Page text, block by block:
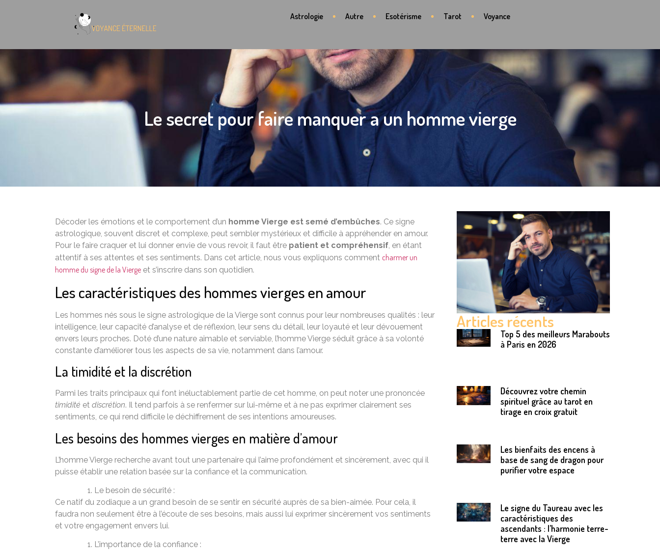
Astrologie Autre Esotérisme Tarot Voyance
Le secret pour faire manquer a un homme vierge
Décoder les émotions et le comportement d’un homme Vierge est semé d’embûches. Ce signe
astrologique, souvent discret et complexe, peut sembler mystérieux et difficile à appréhender en amour.
Pour le faire craquer et lui donner envie de vous revoir, il faut être patient et compréhensif , en étant
attentif à ses attentes et ses sentiments. Dans cet article, nous vous expliquons comment charmer un
homme du signe de la Vierge et s’inscrire dans son quotidien.
Les caractéristiques des hommes vierges en amour
Les hommes nés sous le signe astrologique de la Vierge sont connus pour leur nombreuses qualités : leur
intelligence, leur capacité d’analyse et de réflexion, leur sens du détail, leur loyauté et leur dévouement
envers leurs proches. Doté d’une nature aimable et serviable, l’homme Vierge séduit grâce à sa volonté
constante d’améliorer tous les aspects de sa vie, notamment dans l’amour.
La timidité et la discrétion
Parmi les traits principaux qui font inéluctablement partie de cet homme, on peut noter une prononcée
timidité et discrétion. Il tend parfois à se renfermer sur lui-même et à ne pas exprimer clairement ses
sentiments, ce qui rend difficile le déchiffrement de ses intentions amoureuses.
Les besoins des hommes vierges en matière d’amour
L’homme Vierge recherche avant tout une partenaire qui l’aime profondément et sincèrement, avec qui il
puisse établir une relation basée sur la confiance et la communication.
Le besoin de sécurité :
Ce natif du zodiaque a un grand besoin de se sentir en sécurité auprès de sa bien-aimée. Pour cela, il
faudra non seulement être à l’écoute de ses besoins, mais aussi lui exprimer sincèrement vos sentiments
et votre engagement envers lui.
L’importance de la confiance :
Articles récents
Top 5 des meilleurs Marabouts
à Paris en 2026
Découvrez votre chemin
spirituel grâce au tarot en
tirage en croix gratuit
Les bienfaits des encens à
base de sang de dragon pour
purifier votre espace
Le signe du Taureau avec les
caractéristiques des
ascendants : l’harmonie terre-
terre avec la Vierge